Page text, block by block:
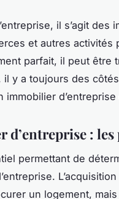
il s’agit des
et autres activités
parfait, il peut être
y a toujours des
immobilier
d’entreprise :
permettant de
un logement,